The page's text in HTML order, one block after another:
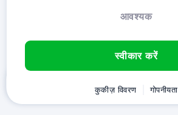
आवश्यक
स्वीकार करें
कुकीज़ विवरण गोपनीयता
ग्राहक कार्ट